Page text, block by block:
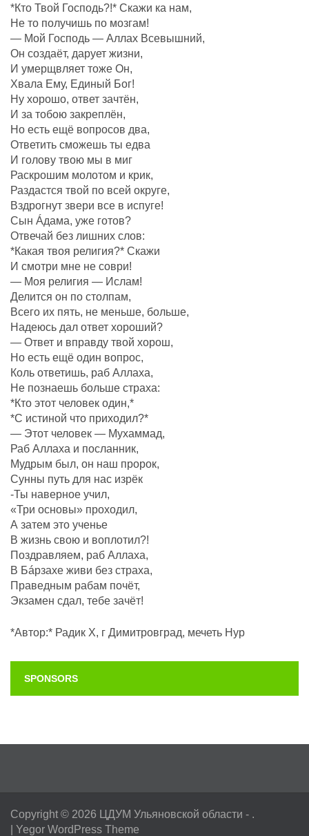
*Кто Твой Господь?!* Скажи ка нам,
Не то получишь по мозгам!
— Мой Господь — Аллах Всевышний,
Он создаëт, дарует жизни,
И умерщвляет тоже Он,
Хвала Ему, Единый Бог!
Ну хорошо, ответ зачтëн,
И за тобою закреплëн,
Но есть ещё вопросов два,
Ответить сможешь ты едва
И голову твою мы в миг
Раскрошим молотом и крик,
Раздастся твой по всей округе,
Вздрогнут звери все в испуге!
Сын Áдама, уже готов?
Отвечай без лишних слов:
*Какая твоя религия?* Скажи
И смотри мне не соври!
— Моя религия — Ислам!
Делится он по столпам,
Всего их пять, не меньше, больше,
Надеюсь дал ответ хороший?
— Ответ и вправду твой хорош,
Но есть ещё один вопрос,
Коль ответишь, раб Аллаха,
Не познаешь больше страха:
*Кто этот человек один,*
*С истиной что приходил?*
— Этот человек — Мухаммад,
Раб Аллаха и посланник,
Мудрым был, он наш пророк,
Сунны путь для нас изрёк
-Ты наверное учил,
«Три основы» проходил,
А затем это ученье
В жизнь свою и воплотил?!
Поздравляем, раб Аллаха,
В Бáрзахе живи без страха,
Праведным рабам почëт,
Экзамен сдал, тебе зачёт!
*Автор:* Радик Х, г Димитровград, мечеть Нур
SPONSORS
Copyright © 2026 ЦДУМ Ульяновской области - .
Yegor WordPress Theme